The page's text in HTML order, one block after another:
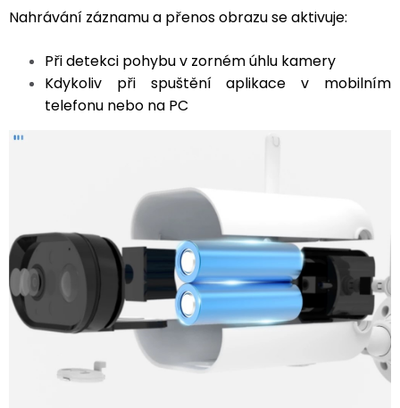
Nahrávání záznamu a přenos obrazu se aktivuje:
Při detekci pohybu v zorném úhlu kamery
Kdykoliv při spuštění aplikace v mobilním
telefonu nebo na PC